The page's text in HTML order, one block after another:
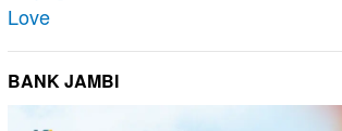
BANK JAMBI